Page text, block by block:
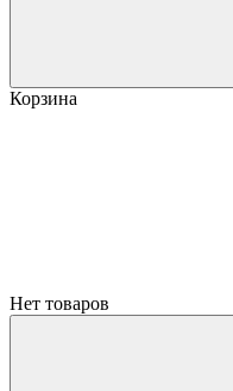
Корзина
Нет товаров